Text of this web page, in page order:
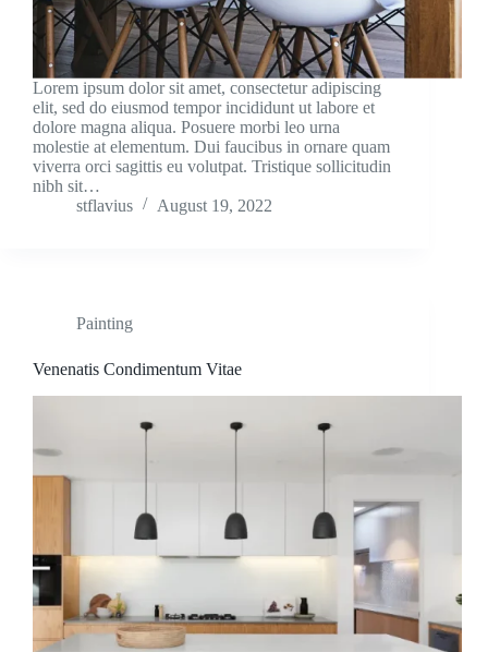
Lorem ipsum dolor sit amet, consectetur adipiscing
elit, sed do eiusmod tempor incididunt ut labore et
dolore magna aliqua. Posuere morbi leo urna
molestie at elementum. Dui faucibus in ornare quam
viverra orci sagittis eu volutpat. Tristique sollicitudin
nibh sit…
stflavius
August 19, 2022
Painting
Venenatis Condimentum Vitae